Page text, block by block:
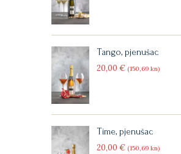
Tango, pjenušac
2000 € (150 69 kn)
Time, pjenušac
2000 € (150 69 kn)